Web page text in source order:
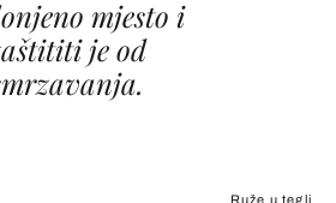
mjesto i
je od
Ruže u tegli